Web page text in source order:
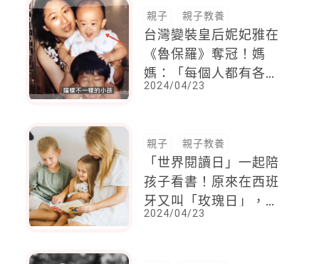
親子 親子教養
台灣變裝皇后妮妃雅在
《魯保羅》奪冠！媽
媽：「每個人都有各自
的人生。家有不一樣的
2024/04/23
親子 親子教養
「世界閱讀日」一起陪
孩子看書！原來在西班
牙又叫「玫瑰日」，這
一天大家都會這麼做
2024/04/23